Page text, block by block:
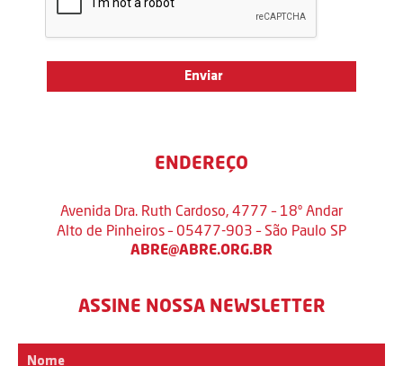
ENDEREÇO
Avenida Dra. Ruth Cardoso, 4777 – 18º Andar
Alto de Pinheiros – 05477-903 – São Paulo SP
ABRE@ABRE.ORG.BR
ASSINE NOSSA NEWSLETTER